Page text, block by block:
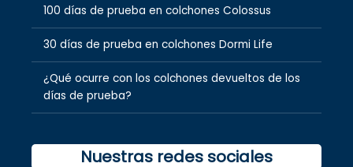
100 días de prueba en colchones Colossus
30 días de prueba en colchones Dormi Life
¿Qué ocurre con los colchones devueltos de los
días de prueba?
Nuestras redes sociales